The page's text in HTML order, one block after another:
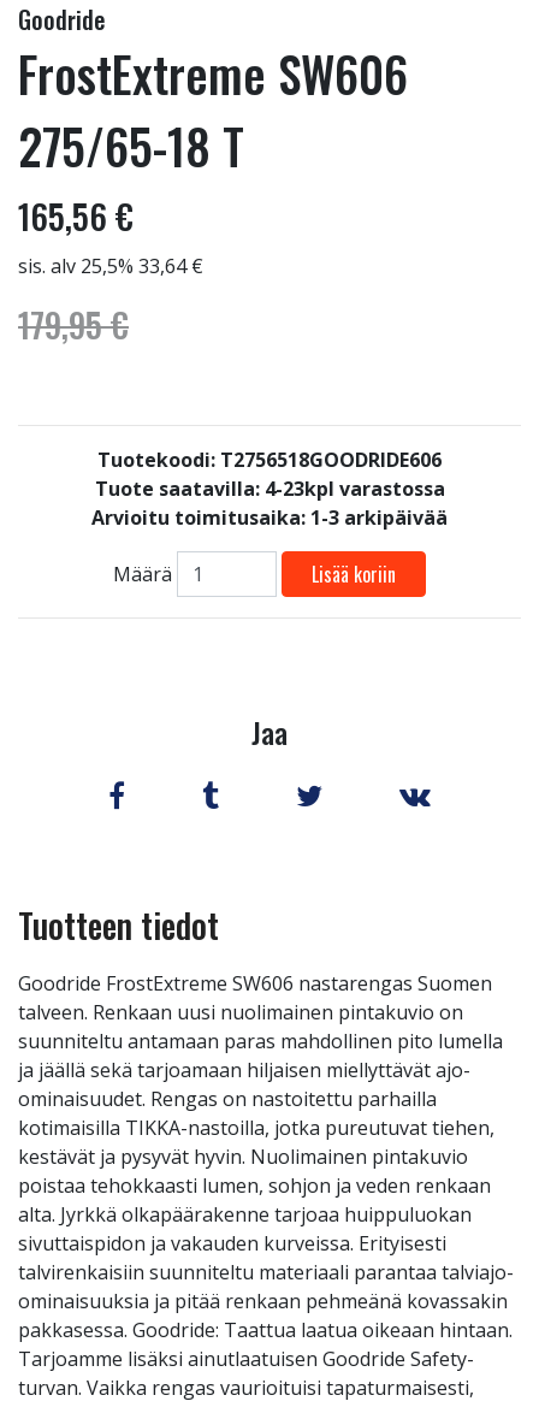
Goodride
FrostExtreme SW606
275/65-18 T
165,56 €
sis. alv 25,5% 33,64 €
179,95 €
Tuotekoodi: T2756518GOODRIDE606
Tuote saatavilla: 4-23kpl varastossa
Arvioitu toimitusaika: 1-3 arkipäivää
Määrä Lisää koriin
Jaa
Tuotteen tiedot
Goodride FrostExtreme SW606 nastarengas Suomen
talveen. Renkaan uusi nuolimainen pintakuvio on
suunniteltu antamaan paras mahdollinen pito lumella
ja jäällä sekä tarjoamaan hiljaisen miellyttävät ajo-
ominaisuudet. Rengas on nastoitettu parhailla
kotimaisilla TIKKA-nastoilla, jotka pureutuvat tiehen,
kestävät ja pysyvät hyvin. Nuolimainen pintakuvio
poistaa tehokkaasti lumen, sohjon ja veden renkaan
alta. Jyrkkä olkapäärakenne tarjoaa huippuluokan
sivuttaispidon ja vakauden kurveissa. Erityisesti
talvirenkaisiin suunniteltu materiaali parantaa talviajo-
ominaisuuksia ja pitää renkaan pehmeänä kovassakin
pakkasessa. Goodride: Taattua laatua oikeaan hintaan.
Tarjoamme lisäksi ainutlaatuisen Goodride Safety-
turvan. Vaikka rengas vaurioituisi tapaturmaisesti,